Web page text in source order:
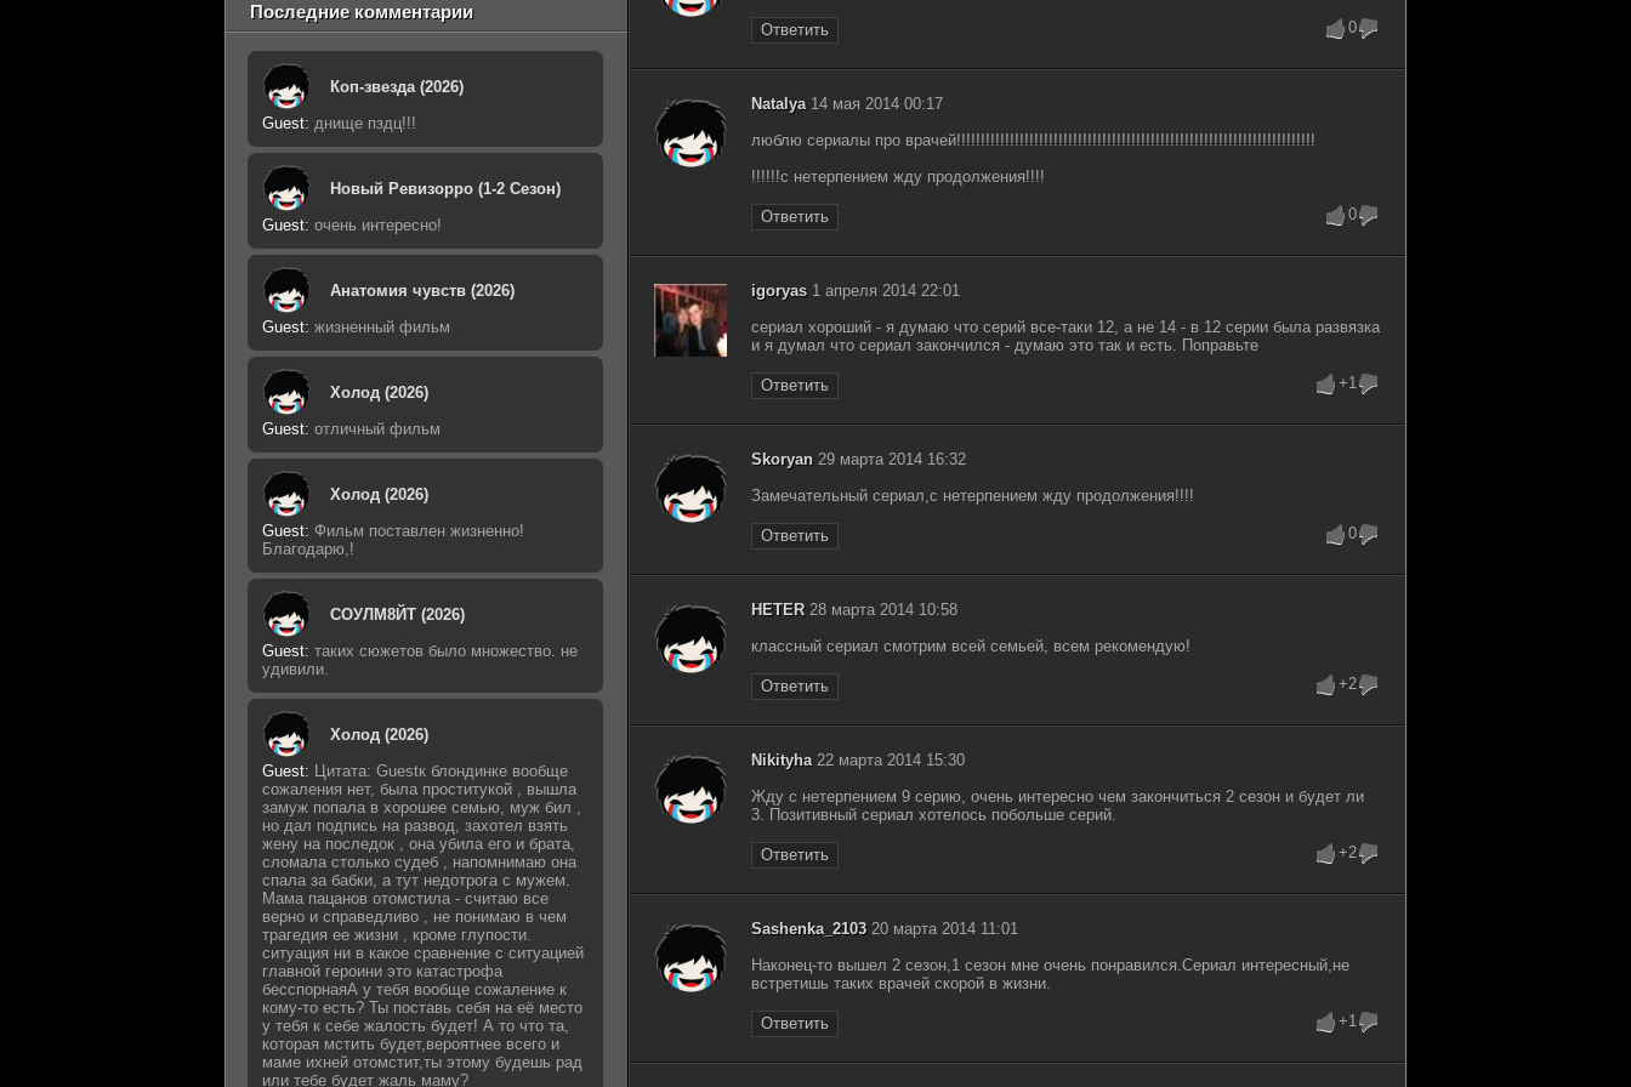
Ответить 0
Natalya14 мая 2014 00:17
люблю сериалы про врачей!!!!!!!!!!!!!!!!!!!!!!!!!!!!!!!!!!!!!!!!!!!!!!!!!!!!!!!!!!!!!!!!!!!!!!!!!!
!!!!!!с нетерпением жду продолжения!!!!
Ответить 0
igoryas1 апреля 2014 22:01
сериал хороший - я думаю что серий все-таки 12, а не 14 - в 12 серии была развязка
и я думал что сериал закончился - думаю это так и есть. Поправьте
Ответить +1
Skoryan 29 марта 2014 16:32
Замечательный сериал,с нетерпением жду продолжения!!!!
Ответить 0
HETER28 марта 2014 10:58
классный сериал смотрим всей семьей, всем рекомендую!
Ответить +2
Nikityha22 марта 2014 15:30
Жду с нетерпением 9 серию, очень интересно чем закончиться 2 сезон и будет ли
3. Позитивный сериал хотелось побольше серий.
Ответить +2
Sashenka_210320 марта 2014 11:01
Наконец-то вышел 2 сезон,1 сезон мне очень понравился.Сериал интересный,не
встретишь таких врачей скорой в жизни.
Ответить +1
Последние комментарии
Коп-звезда (2026)
Guest: днище пздц!!!
Новый Ревизорро (1-2 Сезон)
Guest: очень интересно!
Анатомия чувств (2026)
Guest: жизненный фильм
Холод (2026)
Guest: отличный фильм
Холод (2026)
Guest: Фильм поставлен жизненно!
Благодарю,!
СОУЛМ8ЙТ (2026)
Guest: таких сюжетов было множество. не
удивили.
Холод (2026)
Guest: Цитата: Guestк блондинке вообще
сожаления нет, была проститукой , вышла
замуж попала в хорошее семью, муж бил ,
но дал подпись на развод, захотел взять
жену на последок , она убила его и брата,
сломала столько судеб , напомнимаю она
спала за бабки, а тут недотрога с мужем.
Мама пацанов отомстила - считаю все
верно и справедливо , не понимаю в чем
трагедия ее жизни , кроме глупости.
ситуация ни в какое сравнение с ситуацией
главной героини это катастрофа
бесспорнаяА у тебя вообще сожаление к
кому-то есть? Ты поставь себя на её место
у тебя к себе жалость будет! А то что та,
которая мстить будет,вероятнее всего и
маме ихней отомстит,ты этому будешь рад
или тебе будет жаль маму?